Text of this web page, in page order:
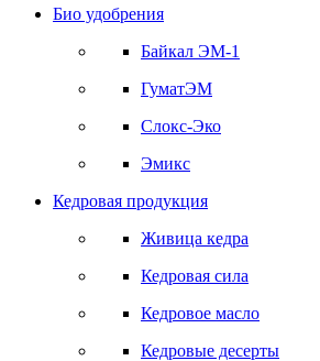
Био удобрения
Байкал ЭМ-1
ГуматЭМ
Слокс-Эко
Эмикс
Кедровая продукция
Живица кедра
Кедровая сила
Кедровое масло
Кедровые десерты